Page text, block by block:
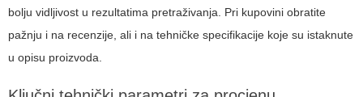
bolju vidljivost u rezultatima pretraživanja. Pri kupovini obratite
pažnju i na recenzije, ali i na tehničke specifikacije koje su istaknute
u opisu proizvoda.